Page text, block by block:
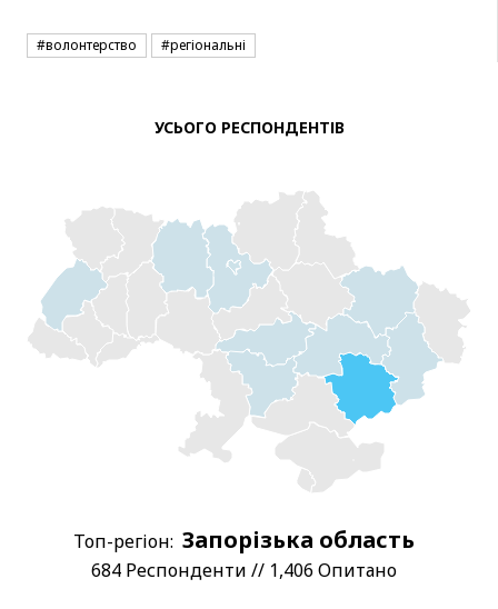
#волонтерство #регіональні
УСЬОГО РЕСПОНДЕНТІВ
Топ-регіон: Запорізька область
684 Респонденти // 1,406 Опитано